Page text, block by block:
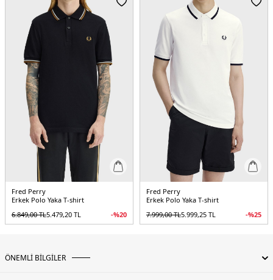
Yaş Grubu:Yetişkin
Menşei:
Portekiz
5DY1M3600P10B.12
Fred Perry
Erkek Polo Yaka T-shirt
6.849,00TL5.479,20 TL -%20
Fred Perry
Erkek Polo Yaka T-shirt
7.999,00TL5.999,25 TL -%25
ÖNEMLİ BİLGİLER